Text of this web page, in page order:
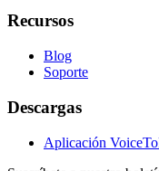
Recursos
Blog
Soporte
Descargas
Aplicación